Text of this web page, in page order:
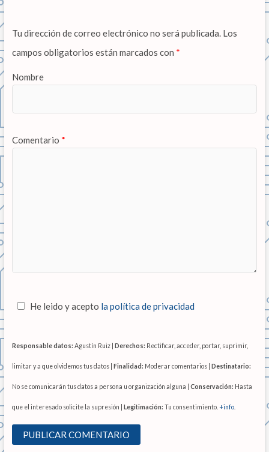
Tu dirección de correo electrónico no será publicada. Los
campos obligatorios están marcados con *
Nombre
Comentario *
He leido y acepto la política de privacidad
Responsable datos: Agustín Ruiz | Derechos: Rectificar, acceder, portar, suprimir,
limitar y a que olvidemos tus datos | Finalidad: Moderar comentarios | Destinatario:
No se comunicarán tus datos a persona u organización alguna | Conservación: Hasta
que el interesado solicite la supresión | Legitimación: Tu consentimiento. +info.